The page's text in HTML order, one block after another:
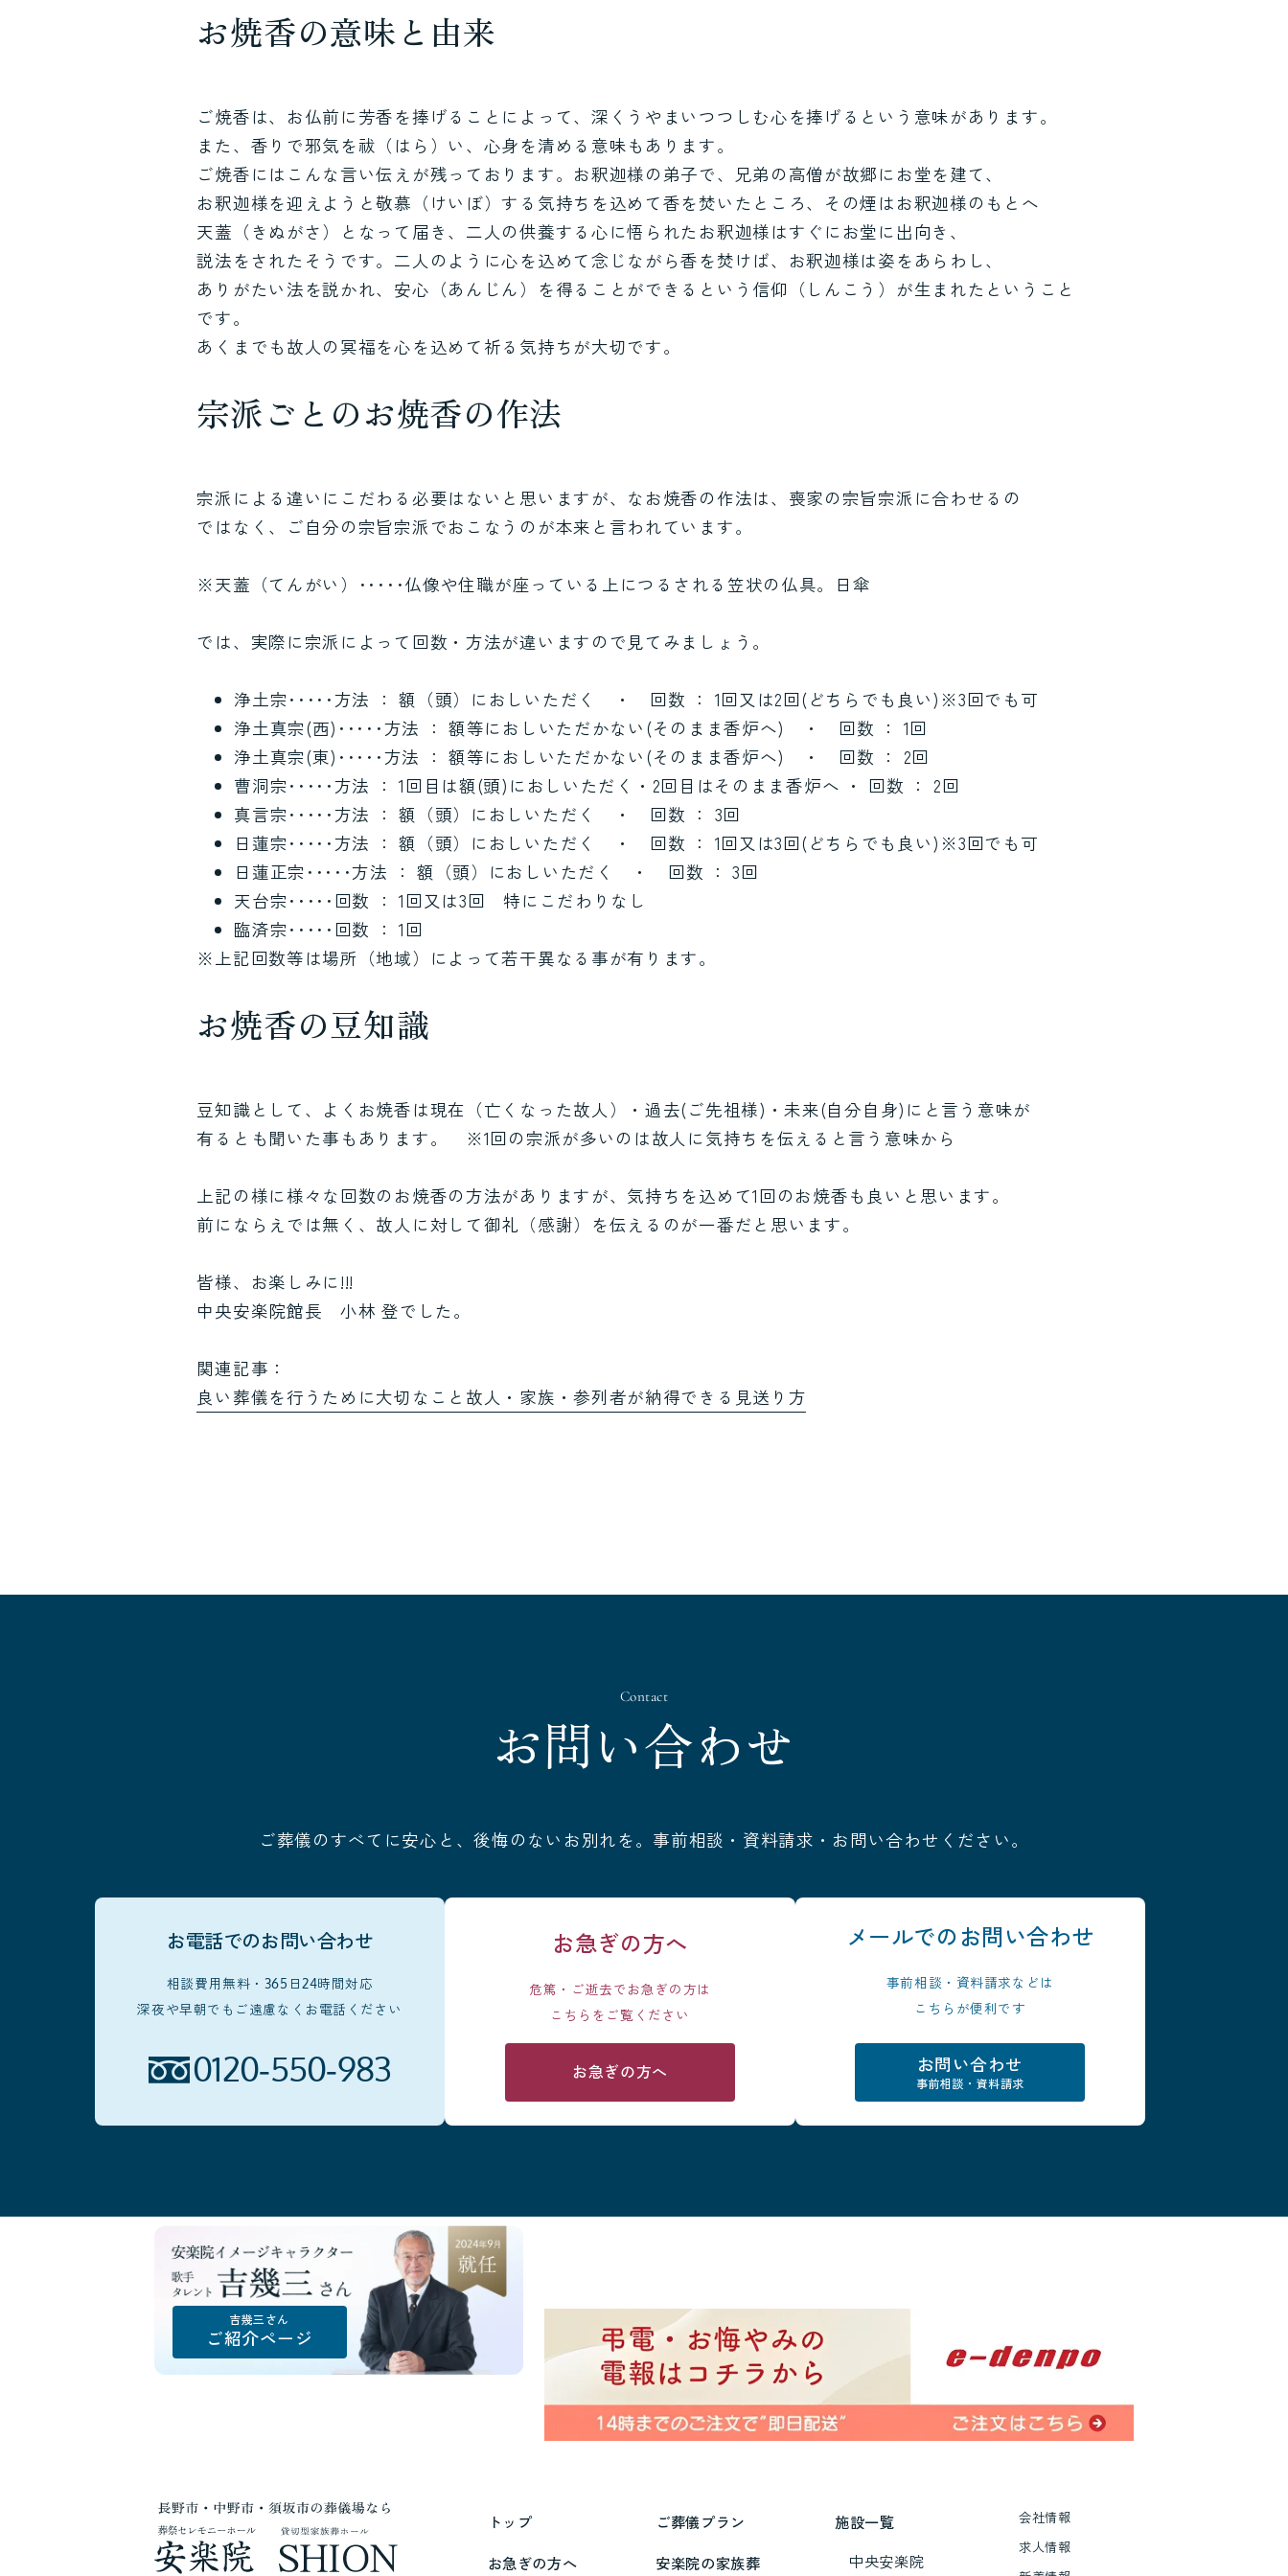
お焼香の意味と由来
ご焼香は、お仏前に芳香を捧げることによって、深くうやまいつつしむ心を捧げるという意味があります。
また、香りで邪気を祓（はら）い、心身を清める意味もあります。
ご焼香にはこんな言い伝えが残っております。お釈迦様の弟子で、兄弟の高僧が故郷にお堂を建て、
お釈迦様を迎えようと敬慕（けいぼ）する気持ちを込めて香を焚いたところ、その煙はお釈迦様のもとへ
天蓋（きぬがさ）となって届き、二人の供養する心に悟られたお釈迦様はすぐにお堂に出向き、
説法をされたそうです。二人のように心を込めて念じながら香を焚けば、お釈迦様は姿をあらわし、
ありがたい法を説かれ、安心（あんじん）を得ることができるという信仰（しんこう）が生まれたということ
です。
あくまでも故人の冥福を心を込めて祈る気持ちが大切です。
宗派ごとのお焼香の作法
宗派による違いにこだわる必要はないと思いますが、なお焼香の作法は、喪家の宗旨宗派に合わせるの
ではなく、ご自分の宗旨宗派でおこなうのが本来と言われています。
※天蓋（てんがい）･････仏像や住職が座っている上につるされる笠状の仏具。日傘
では、実際に宗派によって回数・方法が違いますので見てみましょう。
浄土宗･････方法 ： 額（頭）におしいただく ・ 回数 ： 1回又は2回(どちらでも良い)※3回でも可
浄土真宗(西)･････方法 ： 額等におしいただかない(そのまま香炉へ) ・ 回数 ： 1回
浄土真宗(東)･････方法 ： 額等におしいただかない(そのまま香炉へ) ・ 回数 ： 2回
曹洞宗･････方法 ： 1回目は額(頭)におしいただく・2回目はそのまま香炉へ ・ 回数 ： 2回
真言宗･････方法 ： 額（頭）におしいただく ・ 回数 ： 3回
日蓮宗･････方法 ： 額（頭）におしいただく ・ 回数 ： 1回又は3回(どちらでも良い)※3回でも可
日蓮正宗･････方法 ： 額（頭）におしいただく ・ 回数 ： 3回
天台宗･････回数 ： 1回又は3回 特にこだわりなし
臨済宗･････回数 ： 1回
※上記回数等は場所（地域）によって若干異なる事が有ります。
お焼香の豆知識
豆知識として、よくお焼香は現在（亡くなった故人）・過去(ご先祖様)・未来(自分自身)にと言う意味が
有るとも聞いた事もあります。 ※1回の宗派が多いのは故人に気持ちを伝えると言う意味から
上記の様に様々な回数のお焼香の方法がありますが、気持ちを込めて1回のお焼香も良いと思います。
前にならえでは無く、故人に対して御礼（感謝）を伝えるのが一番だと思います。
皆様、お楽しみに!!!
中央安楽院館長 小林 登でした。
関連記事：
良い葬儀を行うために大切なこと故人・家族・参列者が納得できる見送り方
Contact
お問い合わせ
ご葬儀のすべてに安心と、後悔のないお別れを。事前相談・資料請求・お問い合わせください。
お電話でのお問い合わせ
相談費用無料・365日24時間対応
深夜や早朝でもご遠慮なくお電話ください
0120-550-983
お急ぎの方へ
危篤・ご逝去でお急ぎの方は
こちらをご覧ください
お急ぎの方へ
メールでの お問い合わせ
事前相談・資料請求などは
こちらが便利です
お問い合わせ
事前相談・資料請求
吉幾三さん
ご紹介ページ
メ
ー
会社情報
求人情報
トップ
お急ぎの方へ
ご葬儀プラン
安楽院の家族葬
施設一覧
中央安楽院